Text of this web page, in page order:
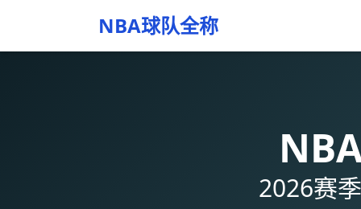
NBA球队全称
2026赛